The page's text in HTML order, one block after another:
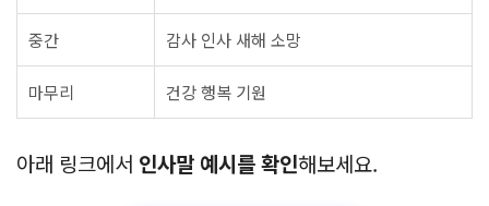
중간 감사 인사 새해 소망
마무리 건강 행복 기원
아래 링크에서 인사말 예시를 확인해보세요.